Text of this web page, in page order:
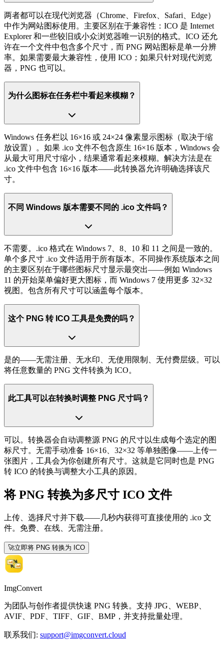
两者都可以在现代浏览器（Chrome、Firefox、Safari、Edge）
中作为网站图标使用。主要区别在于兼容性：ICO 是 Internet
Explorer 和一些较旧或小众浏览器唯一识别的格式。ICO 还允
许在一个文件中包含多个尺寸，而 PNG 网站图标是单一分辨
率。如果需要最大兼容性，使用 ICO；如果只针对现代浏览
器，PNG 也可以。
为什么图标在任务栏中看起来模糊？
Windows 任务栏以 16×16 或 24×24 像素显示图标（取决于缩
放设置）。如果 .ico 文件不包含原生 16×16 版本，Windows 会
从最大可用尺寸缩小，结果通常看起来模糊。解决方法是在
.ico 文件中包含 16×16 版本——此转换器允许明确选择该尺
寸。
不同 Windows 版本需要不同的 .ico 文件吗？
不需要。.ico 格式在 Windows 7、8、10 和 11 之间是一致的。
单个多尺寸 .ico 文件适用于所有版本。不同操作系统版本之间
的主要区别在于哪些图标尺寸显示最突出——例如 Windows
11 的开始菜单偏好更大图标，而 Windows 7 使用更多 32×32
视图。包含所有尺寸可以涵盖每个版本。
这个 PNG 转 ICO 工具是免费的吗？
是的——无需注册、无水印、无使用限制、无付费层级。可以
将任意数量的 PNG 文件转换为 ICO。
此工具可以在转换时调整 PNG 尺寸吗？
可以。转换器会自动调整源 PNG 的尺寸以生成每个选定的图
标尺寸。无需手动准备 16×16、32×32 等单独图像——上传一
张图片，工具会为你创建所有尺寸。这就是它同时也是 PNG
转 ICO 的转换与调整大小工具的原因。
将 PNG 转换为多尺寸 ICO 文件
上传、选择尺寸并下载——几秒内获得可直接使用的 .ico 文
件。免费、在线、无需注册。
🚀立即将 PNG 转换为 ICO
ImgConvert
为团队与创作者提供快速 PNG 转换。支持 JPG、WEBP、
AVIF、PDF、TIFF、GIF、BMP，并支持批量处理。
联系我们: support@imgconvert.cloud